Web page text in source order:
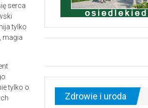
serca
tylko
magia
tylko o
Zdrowie i uroda